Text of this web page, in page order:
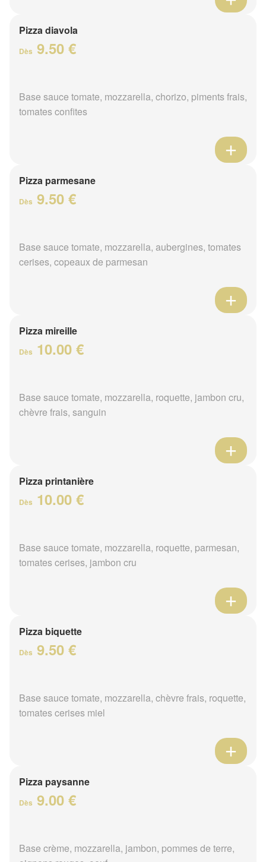
Pizza diavola
Dès 9.50 €
Base sauce tomate, mozzarella, chorizo, piments frais,
tomates confites
Pizza parmesane
Dès 9.50 €
Base sauce tomate, mozzarella, aubergines, tomates
cerises, copeaux de parmesan
Pizza mireille
Dès 10.00 €
Base sauce tomate, mozzarella, roquette, jambon cru,
chèvre frais, sanguin
Pizza printanière
Dès 10.00 €
Base sauce tomate, mozzarella, roquette, parmesan,
tomates cerises, jambon cru
Pizza biquette
Dès 9.50 €
Base sauce tomate, mozzarella, chèvre frais, roquette,
tomates cerises miel
Pizza paysanne
Dès 9.00 €
Base crème, mozzarella, jambon, pommes de terre,